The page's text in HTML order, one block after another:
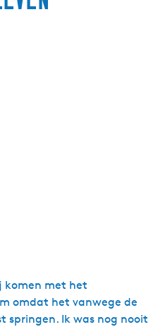
komen met het
omdat het vanwege de
springen. Ik was nog nooit